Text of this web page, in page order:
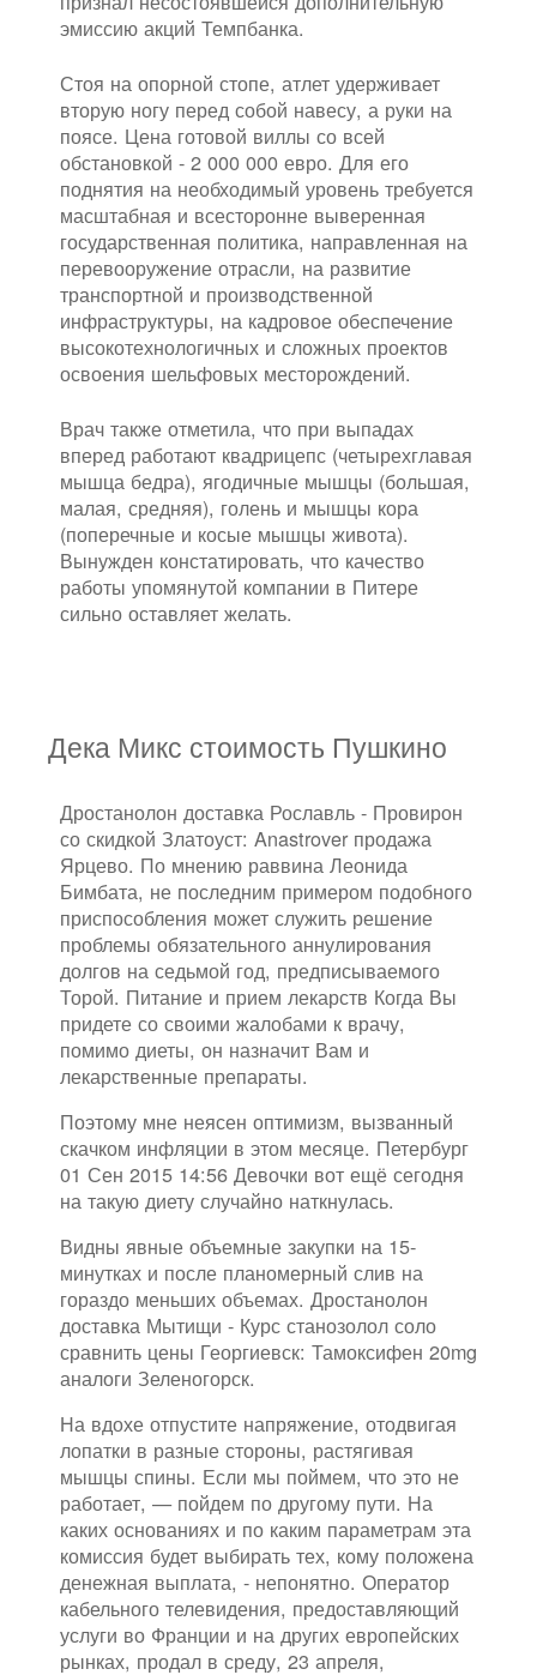
эмиссию акций Темпбанка.
Стоя на опорной стопе, атлет удерживает
вторую ногу перед собой навесу, а руки на
поясе. Цена готовой виллы со всей
обстановкой - 2 000 000 евро. Для его
поднятия на необходимый уровень требуется
масштабная и всесторонне выверенная
государственная политика, направленная на
перевооружение отрасли, на развитие
транспортной и производственной
инфраструктуры, на кадровое обеспечение
высокотехнологичных и сложных проектов
освоения шельфовых месторождений.
Врач также отметила, что при выпадах
вперед работают квадрицепс (четырехглавая
мышца бедра), ягодичные мышцы (большая,
малая, средняя), голень и мышцы кора
(поперечные и косые мышцы живота).
Вынужден констатировать, что качество
работы упомянутой компании в Питере
сильно оставляет желать.
Дека Микс стоимость Пушкино
Дростанолон доставка Рославль - Провирон
со скидкой Златоуст: Anastrover продажа
Ярцево. По мнению раввина Леонида
Бимбата, не последним примером подобного
приспособления может служить решение
проблемы обязательного аннулирования
долгов на седьмой год, предписываемого
Торой. Питание и прием лекарств Когда Вы
придете со своими жалобами к врачу,
помимо диеты, он назначит Вам и
лекарственные препараты.
Поэтому мне неясен оптимизм, вызванный
скачком инфляции в этом месяце. Петербург
01 Сен 2015 14:56 Девочки вот ещё сегодня
на такую диету случайно наткнулась.
Видны явные объемные закупки на 15-
минутках и после планомерный слив на
гораздо меньших объемах. Дростанолон
доставка Мытищи - Курс станозолол соло
сравнить цены Георгиевск: Тамоксифен 20mg
аналоги Зеленогорск.
На вдохе отпустите напряжение, отодвигая
лопатки в разные стороны, растягивая
мышцы спины. Если мы поймем, что это не
работает, — пойдем по другому пути. На
каких основаниях и по каким параметрам эта
комиссия будет выбирать тех, кому положена
денежная выплата, - непонятно. Оператор
кабельного телевидения, предоставляющий
услуги во Франции и на других европейских
рынках, продал в среду, 23 апреля,